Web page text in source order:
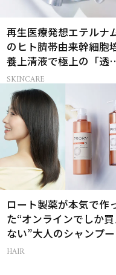
再生医療発想エテルナ
のヒト臍帯由来幹細胞
養上清液で極上の「透
感ハリ肌」へ
SKINCARE
ロート製薬が本気で作
た“オンラインでしか買
ない”大人のシャンプ
トリートメントって？
HAIR